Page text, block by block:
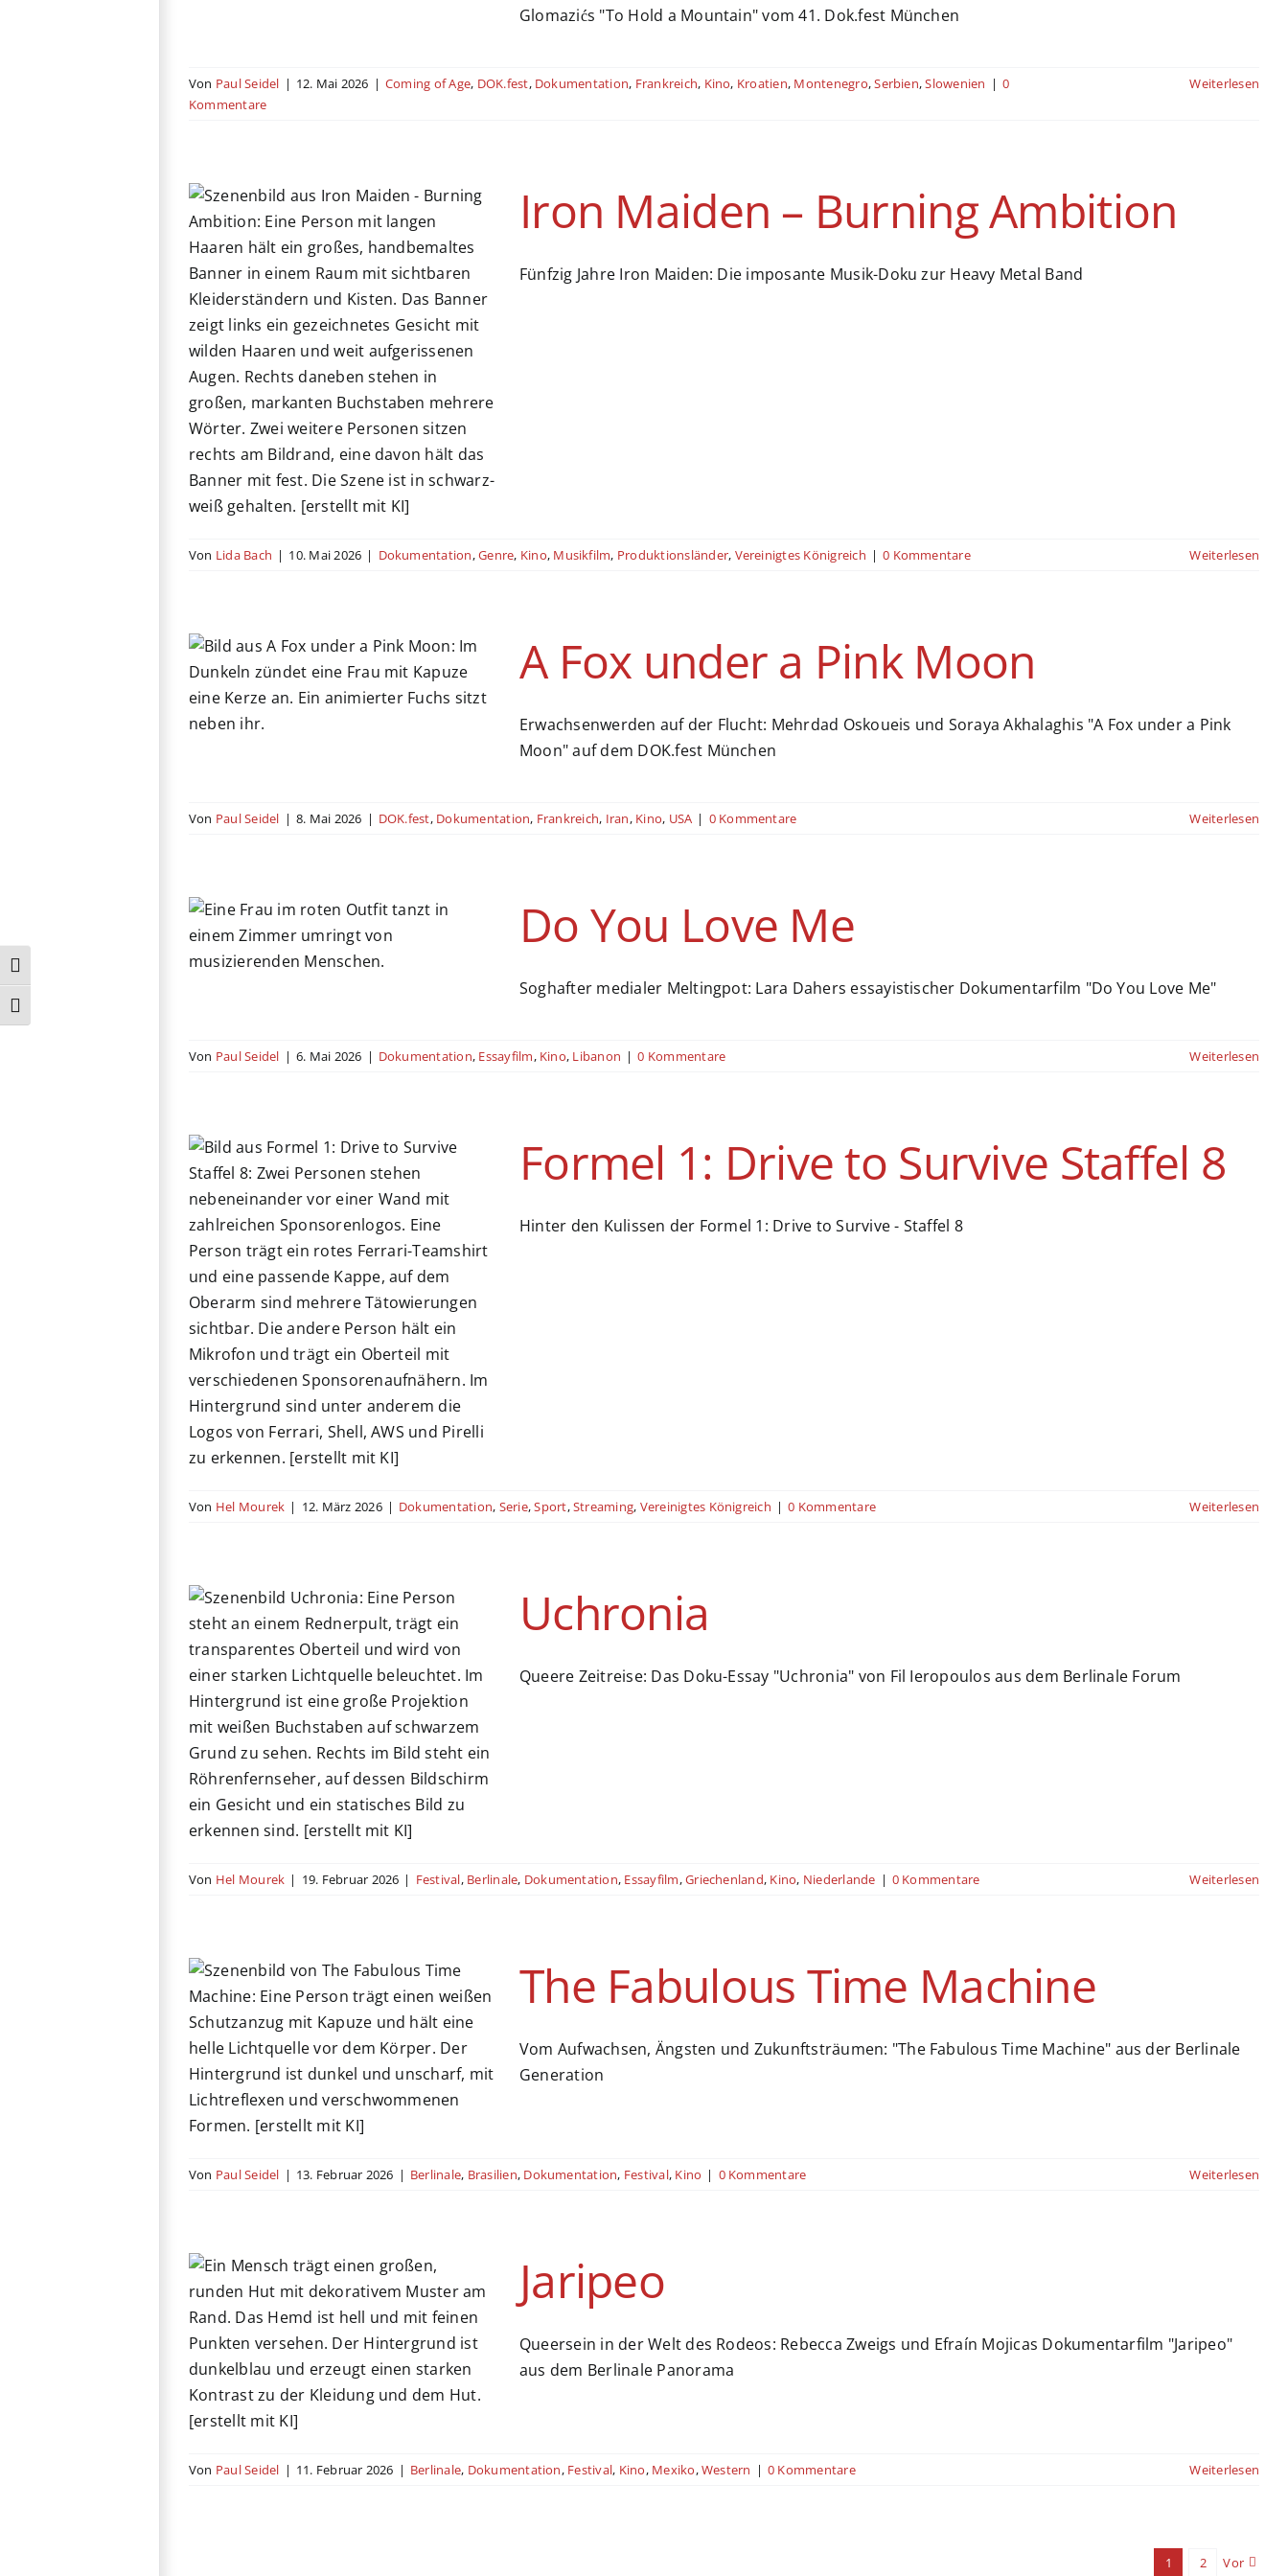
Umschalten auf hohe Kontraste
Schrift vergrößern
Glomazićs "To Hold a Mountain" vom 41. Dok.fest München
Von Paul Seidel | 12. Mai 2026 | Coming of Age, DOK.fest, Dokumentation, Frankreich, Kino, Kroatien, Montenegro,Serbien,Slowenien | 0
Kommentare
Weiterlesen
Iron Maiden – Burning Ambition
Fünfzig Jahre Iron Maiden: Die imposante Musik-Doku zur Heavy Metal Band
Von Lida Bach | 10. Mai 2026 | Dokumentation,Genre, Kino, Musikfilm, Produktionsländer, Vereinigtes Königreich | 0 Kommentare Weiterlesen
A Fox under a Pink Moon
Erwachsenwerden auf der Flucht: Mehrdad Oskoueis und Soraya Akhalaghis "A Fox under a Pink
Moon" auf dem DOK.fest München
Von Paul Seidel | 8. Mai 2026 | DOK.fest, Dokumentation, Frankreich, Iran, Kino, USA | 0 Kommentare Weiterlesen
Love Me
Essayfilm
Do You Love Me
Soghafter medialer Meltingpot: Lara Dahers essayistischer Dokumentarfilm "Do You Love Me"
Von Paul Seidel | 6. Mai 2026 | Dokumentation, Essayfilm, Kino, Libanon | 0 Kommentare Weiterlesen
Formel 1: Drive to Survive Staffel 8
Hinter den Kulissen der Formel 1: Drive to Survive - Staffel 8
Von Hel Mourek | 12. März 2026 | Dokumentation, Serie,Sport,Streaming, Vereinigtes Königreich | 0 Kommentare Weiterlesen
Uchronia
Queere Zeitreise: Das Doku-Essay "Uchronia" von Fil Ieropoulos aus dem Berlinale Forum
Von Hel Mourek | 19. Februar 2026 | Festival, Berlinale, Dokumentation, Essayfilm,Griechenland, Kino, Niederlande | 0 Kommentare Weiterlesen
The Fabulous Time Machine
Vom Aufwachsen, Ängsten und Zukunftsträumen: "The Fabulous Time Machine" aus der Berlinale
Generation
Von Paul Seidel | 13. Februar 2026 | Berlinale, Brasilien, Dokumentation, Festival, Kino | 0 Kommentare Weiterlesen
Jaripeo
Queersein in der Welt des Rodeos: Rebecca Zweigs und Efraín Mojicas Dokumentarfilm "Jaripeo"
aus dem Berlinale Panorama
Von Paul Seidel | 11. Februar 2026 | Berlinale, Dokumentation, Festival, Kino, Mexiko,Western | 0 Kommentare Weiterlesen
1 2 Vor